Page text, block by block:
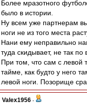
Более мразотного
было в истории.
Ну всем уже партнерам
ноги не из того места
Нани ему неправильно
туда скидывает, не так по
При том, что сам с левой
тайме, как будто у него
левой ноги. Позорище
Valex1956 -